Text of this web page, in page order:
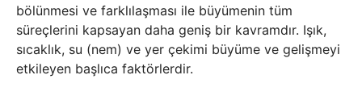
bölünmesi ve farklılaşması ile büyümenin tüm
süreçlerini kapsayan daha geniş bir kavramdır. Işık,
sıcaklık, su (nem) ve yer çekimi büyüme ve gelişmeyi
etkileyen başlıca faktörlerdir.